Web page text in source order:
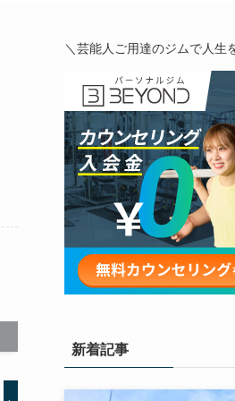
＼芸能人ご用達のジムで人生
新着記事